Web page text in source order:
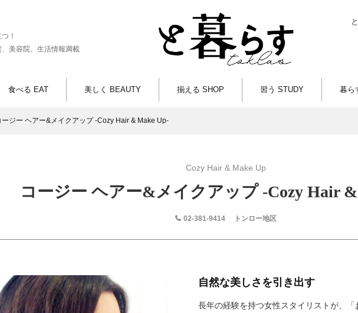
！
美容院、生活情報満載
食べる EAT 美しく BEAUTY 揃える SHOP 習う STUDY 暮ら
ージー ヘアー&メイクアップ -Cozy Hair & Make Up-
Cozy Hair & Make Up
コージー ヘアー&メイクアップ -Cozy Hair
02-381-9414 トンロー地区
自然な美しさを引き出す
長年の経験を持つ女性スタイリストが、